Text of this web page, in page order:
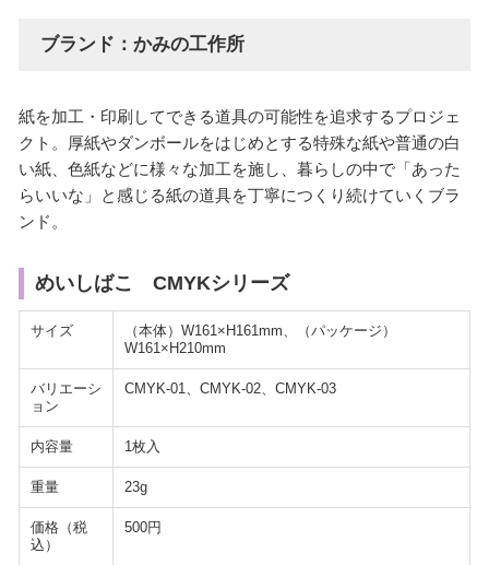
ブランド：かみの工作所
紙を加工・印刷してできる道具の可能性を追求するプロジェ
クト。厚紙やダンボールをはじめとする特殊な紙や普通の白
い紙、色紙などに様々な加工を施し、暮らしの中で「あった
らいいな」と感じる紙の道具を丁寧につくり続けていくブラ
ンド。
めいしばこ CMYKシリーズ
サイズ
（本体）W161×H161mm、（パッケージ）
W161×H210mm
バリエーシ
ョン
CMYK-01、CMYK-02、CMYK-03
内容量 1枚入
重量 23g
価格（税
込）
500円